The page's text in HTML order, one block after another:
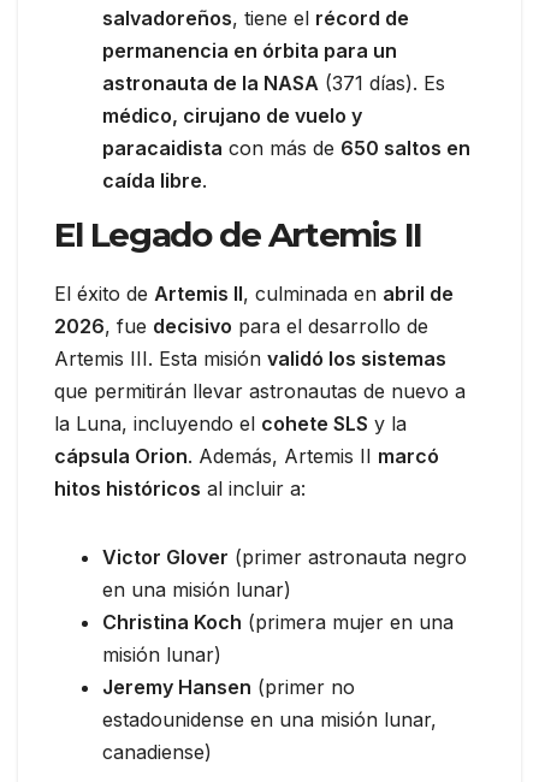
salvadoreños, tiene el récord de
permanencia en órbita para un
astronauta de la NASA (371 días). Es
médico, cirujano de vuelo y
paracaidista con más de 650 saltos en
caída libre.
El Legado de Artemis II
El éxito de Artemis II, culminada en abril de
2026, fue decisivo para el desarrollo de
Artemis III. Esta misión validó los sistemas
que permitirán llevar astronautas de nuevo a
la Luna, incluyendo el cohete SLS y la
cápsula Orion. Además, Artemis II marcó
hitos históricos al incluir a:
Victor Glover (primer astronauta negro
en una misión lunar)
Christina Koch (primera mujer en una
misión lunar)
Jeremy Hansen (primer no
estadounidense en una misión lunar,
canadiense)